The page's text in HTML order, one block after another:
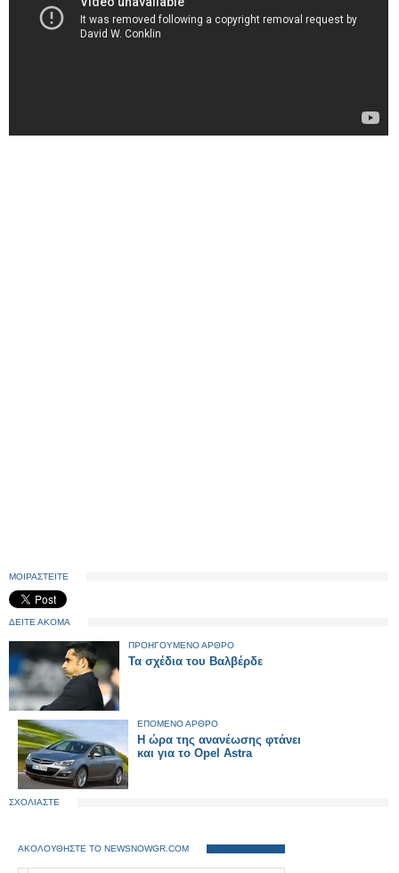
ΜΟΙΡΑΣΤΕΙΤΕ
ΔΕΙΤΕ ΑΚΟΜΑ
ΠΡΟΗΓΟΥΜΕΝΟ ΑΡΘΡΟ
Τα σχέδια του Βαλβέρδε
ΕΠΟΜΕΝΟ ΑΡΘΡΟ
Η ώρα της ανανέωσης φτάνει
και για το Opel Astra
ΣΧΟΛΙΑΣΤΕ
ΑΚΟΛΟΥΘΗΣΤΕ ΤΟ NEWSNOWGR.COM